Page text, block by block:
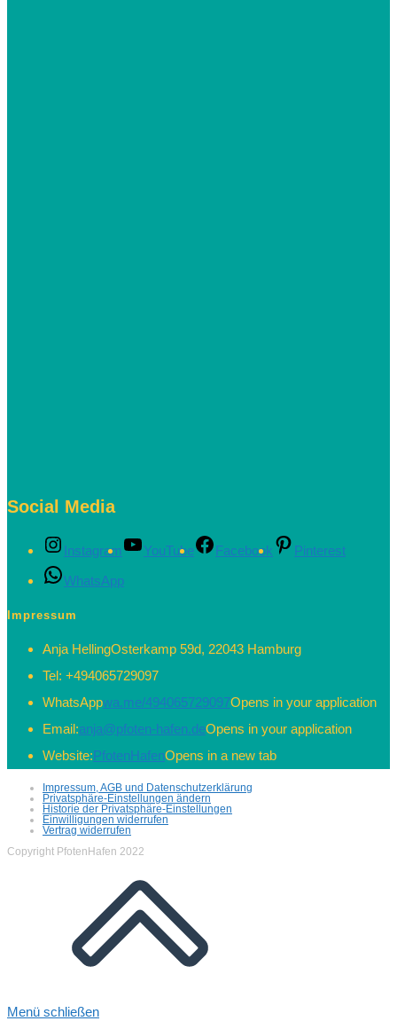
Social Media
Instagram YouTube Facebook
Pinterest
WhatsApp
Impressum
Anja HellingOsterkamp 59d, 22043 Hamburg
Tel: +494065729097
WhatsAppwa.me/494065729097Opens in your application
Email:anja@pfoten-hafen.deOpens in your application
Website:PfotenHafenOpens in a new tab
Impressum, AGB und Datenschutzerklärung
Privatsphäre-Einstellungen ändern
Historie der Privatsphäre-Einstellungen
Einwilligungen widerrufen
Vertrag widerrufen
Copyright PfotenHafen 2022
Menü schließen